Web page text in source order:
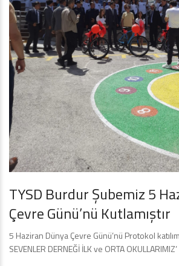
TYSD Burdur Şubemiz 5
Çevre Günü’nü Kutlamıştır
5 Haziran Dünya Çevre Günü’nü Protokol
SEVENLER DERNEĞİ İLK ve ORTA